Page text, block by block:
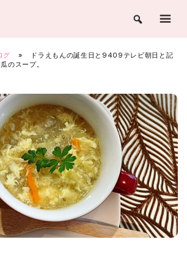
グ »
ドラえもんの誕生日と9409テレビ朝日と記
のスープ。